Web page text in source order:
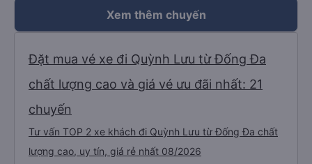
Xem thêm chuyến
Đặt mua vé xe đi Quỳnh Lưu từ Đống Đa
chất lượng cao và giá vé ưu đãi nhất: 21
chuyến
Tư vấn TOP 2 xe khách đi Quỳnh Lưu từ Đống Đa chất
lượng cao, uy tín, giá rẻ nhất 08/2026